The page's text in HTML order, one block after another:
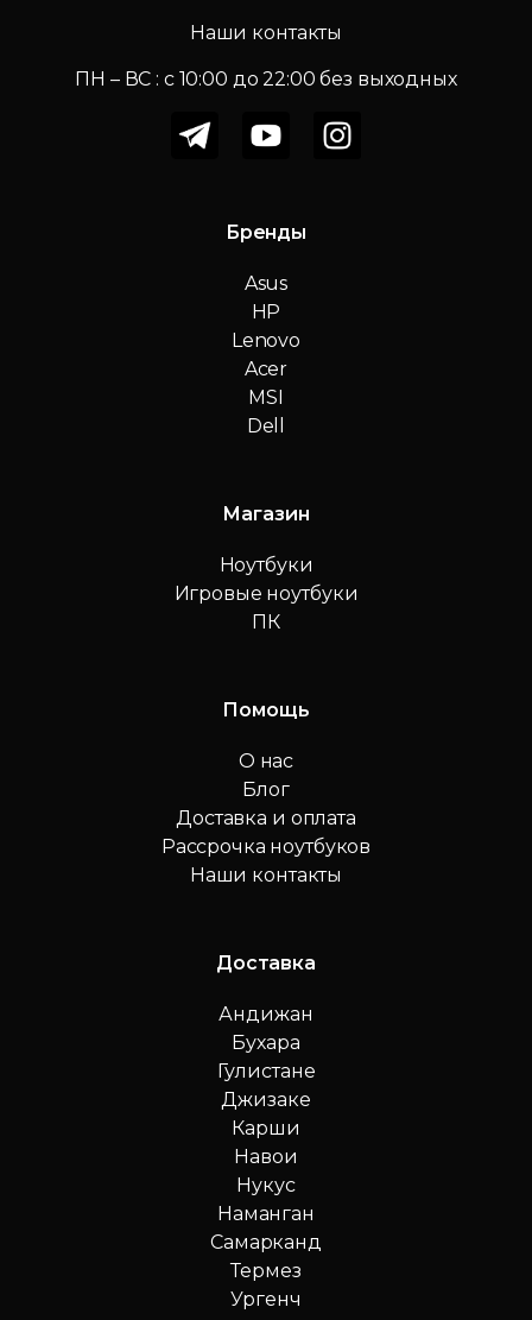
Наши контакты
ПН – ВС : c 10:00 до 22:00 без выходных
Бренды
Asus
HP
Lenovo
Acer
MSI
Dell
Магазин
Ноутбуки
Игровые ноутбуки
ПК
Помощь
О нас
Блог
Доставка и оплата
Рассрочка ноутбуков
Наши контакты
Доставка
Андижан
Бухара
Гулистане
Джизаке
Карши
Навои
Нукус
Наманган
Самарканд
Термез
Ургенч